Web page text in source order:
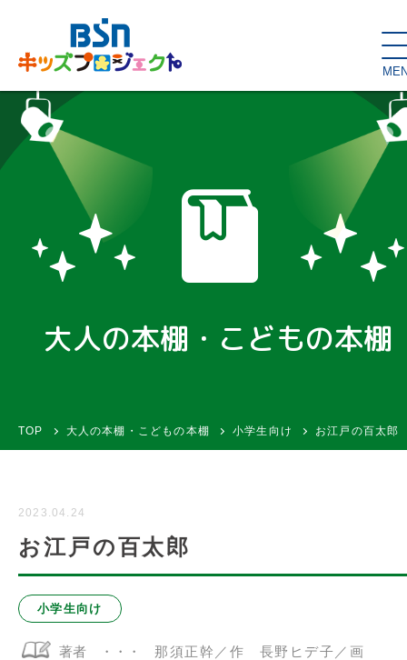
SDGs de
はぐくむコラム
キッズが主役！
親バカグラム キッズイベント
読み聞かせ・出前授業
スタジオ見学
ハロー
子育て応援隊！
お問い合わせ
大人の本棚・こどもの本棚
TOP 大人の本棚・こどもの本棚 小学生向け お江戸の百太郎
2023.04.24
お江戸の百太郎
小学生向け
著者
那須正幹／作 長野ヒデ子／画